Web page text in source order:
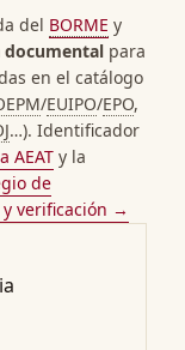
del BORME y
documental para
en el catálogo
/EUIPO/EPO,
…). Identificador
AEAT y la
de
verificación →